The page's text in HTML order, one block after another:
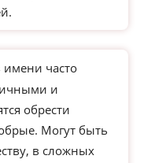
часто
и
обрести
Могут быть
в сложных